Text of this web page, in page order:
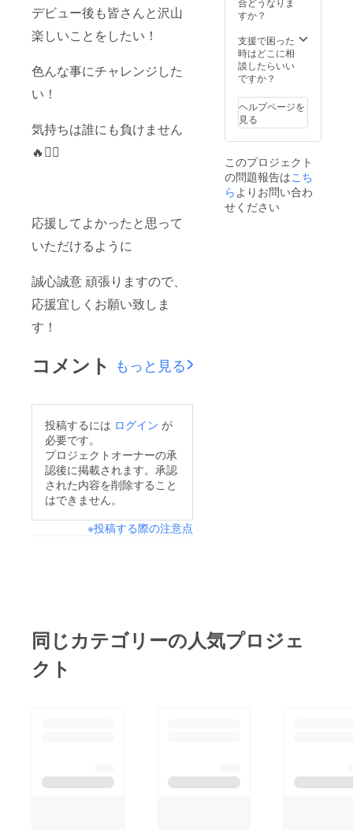
デビュー後も皆さんと沢山
楽しいことをしたい！
色んな事にチャレンジした
い！
気持ちは誰にも負けません
🔥❤️‍🔥
応援してよかったと思って
いただけるように
誠心誠意 頑張りますので、
応援宜しくお願い致しま
す！
コメント もっと見る
投稿するには ログイン が
必要です。
プロジェクトオーナーの承
認後に掲載されます。承認
された内容を削除すること
はできません。
※投稿する際の注意点
◇支援者様限定
プロジェクトの
進捗報告
すか？
支援で困った
時はどこに相
談したらいい
ですか？
ヘルプページを
見る
このプロジェクト
の問題報告はこち
ら よりお問い合わ
せください
同じカテゴリーの人気プロジェ
クト